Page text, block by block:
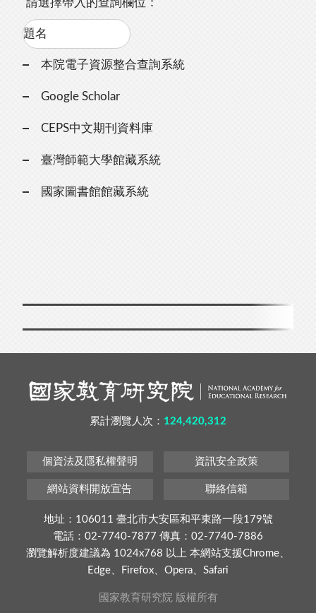
請選擇帶入的查詢欄位：
本院電子資源整合查詢系統
Google Scholar
CEPS中文期刊資料庫
臺灣師範大學館藏系統
國家圖書館館藏系統
累計瀏覽人次： 124,420,312
個資法及隱私權聲明 資訊安全政策
網站資料開放宣告 聯絡信箱
地址：106011 臺北市大安區和平東路一段179號
電話：02-7740-7877 傳真：02-7740-7886
瀏覽解析度建議為 1024x768 以上 本網站支援Chrome、
Edge、Firefox、Opera、Safari
國家教育研究院 版權所有